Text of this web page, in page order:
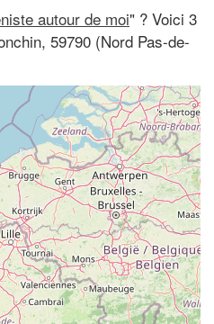
autour de moi" ? Voici 3
59790 (Nord Pas-de-